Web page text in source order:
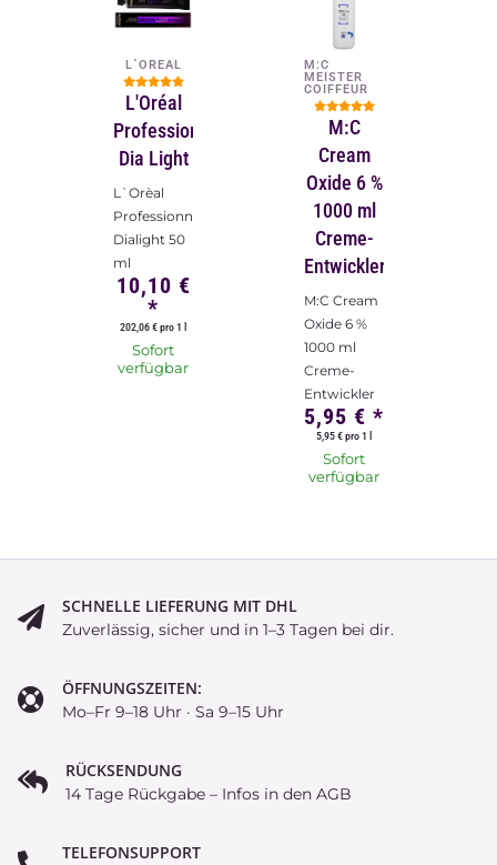
L´OREAL
L'Oréal
Professionnel
Dia Light
L`Orèal
Professionnel
Dialight 50
ml
10,10 €
*
202,06 € pro 1 l
Sofort
verfügbar
M:C
MEISTER
COIFFEUR
M:C
Cream
Oxide 6 %
1000 ml
Creme-
Entwickler
M:C Cream
Oxide 6 %
1000 ml
Creme-
Entwickler
5,95 € *
5,95 € pro 1 l
Sofort
verfügbar
SCHNELLE LIEFERUNG MIT DHL
Zuverlässig, sicher und in 1–3 Tagen bei dir.
ÖFFNUNGSZEITEN:
Mo–Fr 9–18 Uhr · Sa 9–15 Uhr
RÜCKSENDUNG
14 Tage Rückgabe – Infos in den AGB
TELEFONSUPPORT